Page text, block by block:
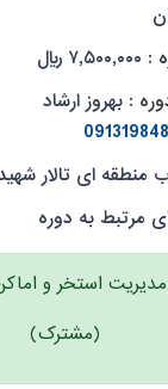
: ۷,۵۰۰,۰۰۰ ریال
: بهروز ارشاد
منطقه ای تالار
مرتبط به دوره
مدیریت استخر و
(مشترک)